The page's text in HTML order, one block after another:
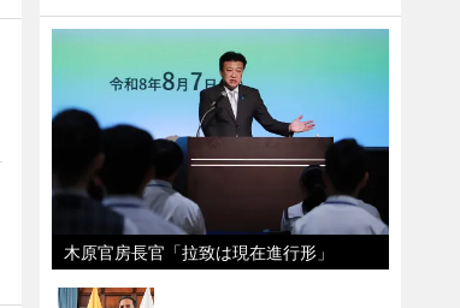
木原官房長官「拉致は現在進行形」